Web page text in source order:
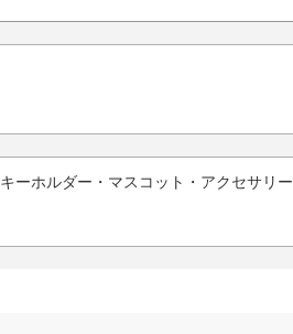
キーホルダー・マスコット・アクセサリー